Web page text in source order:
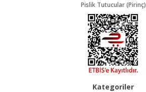
Pislik Tutucular (Pirinç)
Kategoriler